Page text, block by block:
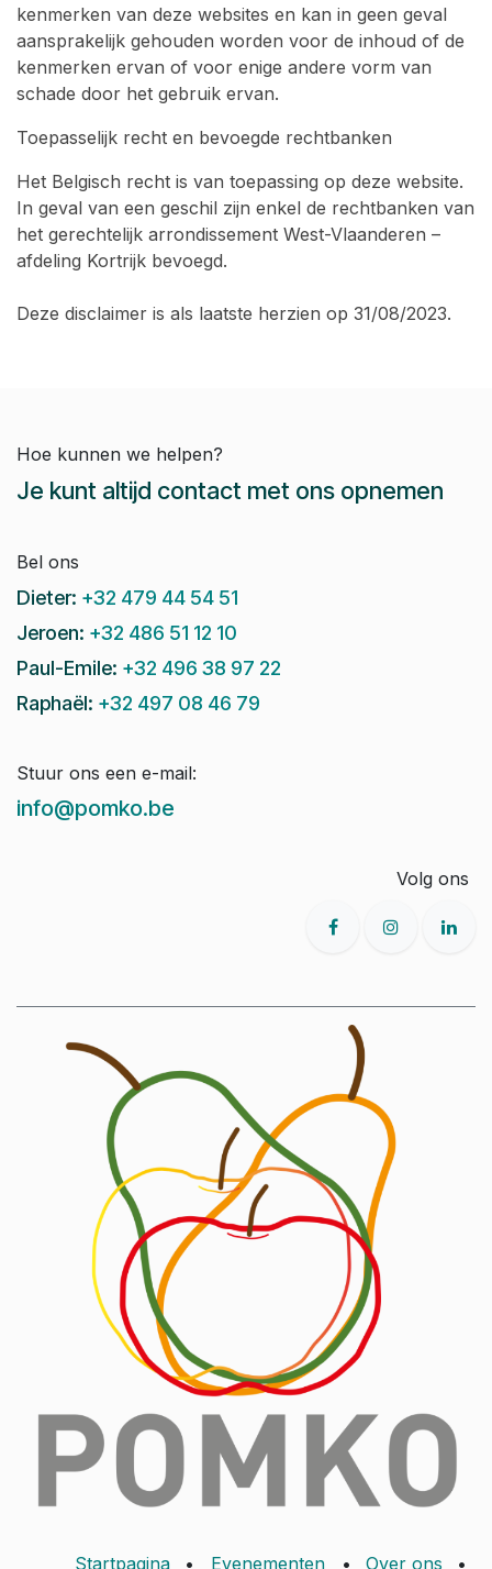
kenmerken van deze websites en kan in geen geval
aansprakelijk gehouden worden voor de inhoud of de
kenmerken ervan of voor enige andere vorm van
schade door het gebruik ervan.
Toepasselijk recht en bevoegde rechtbanken
Het Belgisch recht is van toepassing op deze website.
In geval van een geschil zijn enkel de rechtbanken van
het gerechtelijk arrondissement West-Vlaanderen –
afdeling Kortrijk bevoegd.
Deze disclaimer is als laatste herzien op 31/08/2023.
Hoe kunnen we helpen?
Je kunt altijd contact met ons opnemen
Bel ons
Dieter: +32 479 44 54 51
Jeroen: +32 486 51 12 10
Paul-Emile: +32 496 38 97 22
Raphaël: +32 497 08 46 79
Stuur ons een e-mail:
info@pomko.be
Volg ons
Startpagina • Evenementen • Over ons •